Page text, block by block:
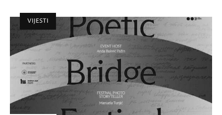
VIJESTI